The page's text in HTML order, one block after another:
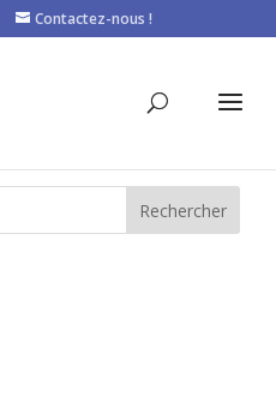
Contactez-nous !
Rechercher